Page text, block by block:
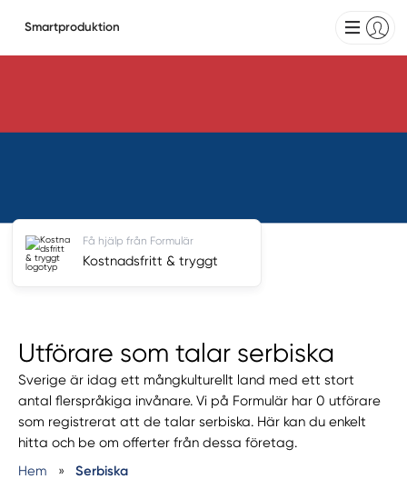
Smartproduktion
Utförare som talar serbiska
Sverige är idag ett mångkulturellt land med ett stort
antal flerspråkiga invånare. Vi på Formulär har 0 utförare
som registrerat att de talar serbiska. Här kan du enkelt
hitta och be om offerter från dessa företag.
Hem
» Serbiska
Få hjälp från Formulär
Kostnadsfritt & tryggt